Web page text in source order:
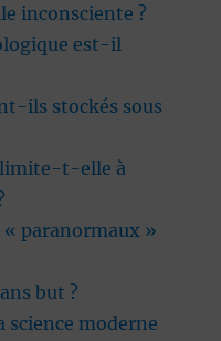
inconsciente ?
est-il
ils stockés sous
limite-t-elle à
« paranormaux »
but ?
science moderne